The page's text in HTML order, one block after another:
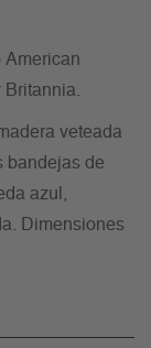
American
veteada
bandejas de
azul,
Dimensiones